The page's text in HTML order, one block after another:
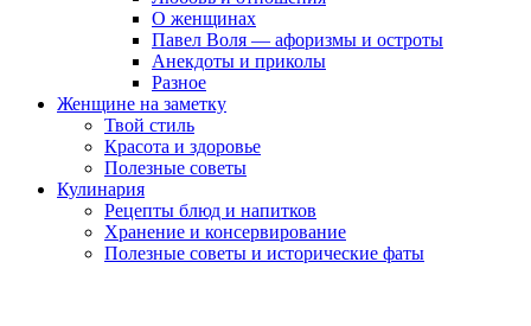
О женщинах
Павел Воля — афоризмы и остроты
Анекдоты и приколы
Разное
Женщине на заметку
Твой стиль
Красота и здоровье
Полезные советы
Кулинария
Рецепты блюд и напитков
Хранение и консервирование
Полезные советы и исторические фаты